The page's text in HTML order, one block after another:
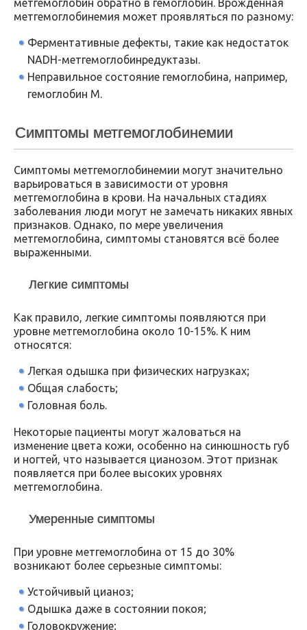
метгемоглобин обратно в гемоглобин. Врожденная
метгемоглобинемия может проявляться по разному:
Ферментативные дефекты, такие как недостаток
NADH-метгемоглобинредуктазы.
Неправильное состояние гемоглобина, например,
гемоглобин М.
Симптомы метгемоглобинемии
Симптомы метгемоглобинемии могут значительно
варьироваться в зависимости от уровня
метгемоглобина в крови. На начальных стадиях
заболевания люди могут не замечать никаких явных
признаков. Однако, по мере увеличения
метгемоглобина, симптомы становятся всё более
выраженными.
Легкие симптомы
Как правило, легкие симптомы появляются при
уровне метгемоглобина около 10-15%. К ним
относятся:
Легкая одышка при физических нагрузках;
Общая слабость;
Головная боль.
Некоторые пациенты могут жаловаться на
изменение цвета кожи, особенно на синюшность губ
и ногтей, что называется цианозом. Этот признак
появляется при более высоких уровнях
метгемоглобина.
Умеренные симптомы
При уровне метгемоглобина от 15 до 30%
возникают более серьезные симптомы:
Устойчивый цианоз;
Одышка даже в состоянии покоя;
Головокружение;